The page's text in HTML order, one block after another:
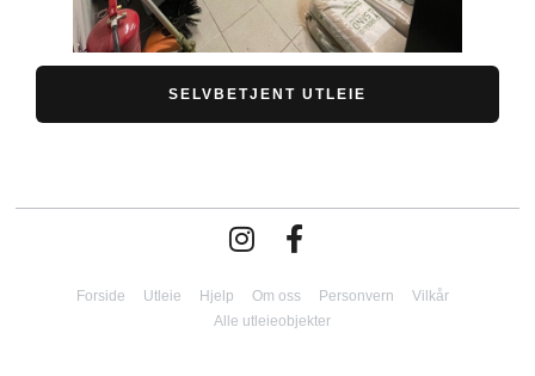
SELVBETJENT UTLEIE
Forside Utleie Hjelp Om oss Personvern
Vilkår
Alle utleieobjekter